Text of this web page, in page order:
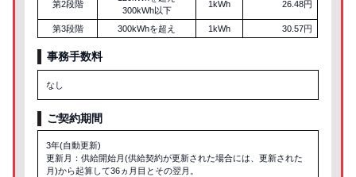
第2段階
300kWh以下
1kWh 26.48円
第3段階 300kWhを超え 1kWh 30.57円
事務手数料
なし
ご契約期間
3年(自動更新)
更新月：供給開始月(供給契約が更新された場合には、更新された
月)から起算して36ヵ月目とその翌月。